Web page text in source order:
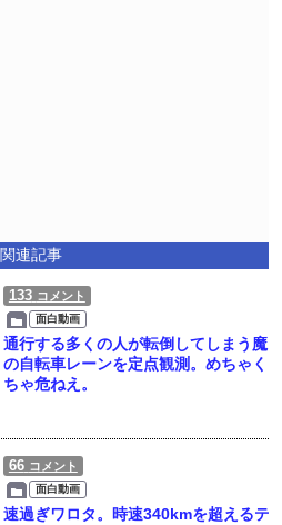
関連記事
133 コメント
面白動画
通行する多くの人が転倒してしまう魔
の自転車レーンを定点観測。めちゃく
ちゃ危ねえ。
66 コメント
面白動画
速過ぎワロタ。時速340kmを超えるテ